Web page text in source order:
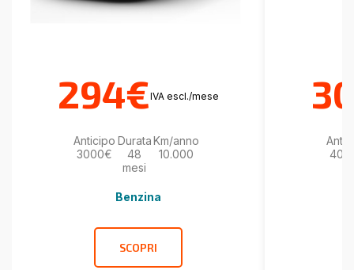
294€IVA escl./mese
Anticipo
3000€
Durata
48
mesi
Km/anno
10.000
Benzina
SCOPRI